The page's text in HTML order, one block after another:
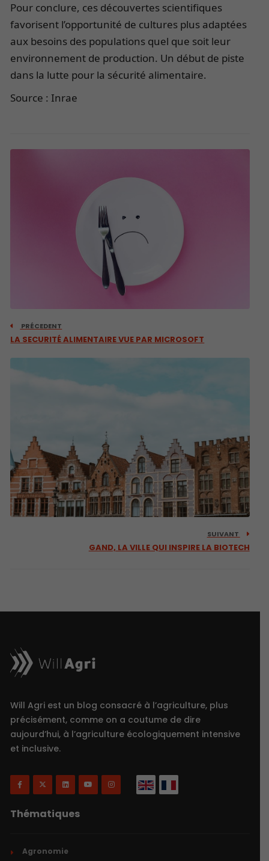
Pour conclure, ces découvertes scientifiques
favorisent l’opportunité de cultures plus adaptées
aux besoins des populations quel que soit leur
environnement de production. Un début de piste
dans la lutte pour la sécurité alimentaire.
Source : Inrae
PRÉCEDENT
LA SECURITÉ ALIMENTAIRE VUE PAR MICROSOFT
SUIVANT
GAND, LA VILLE QUI INSPIRE LA BIOTECH
Will Agri est un blog consacré à l’agriculture, plus
précisément, comme on a coutume de dire
aujourd’hui, à l’agriculture écologiquement intensive
et inclusive.
Thématiques
Agronomie